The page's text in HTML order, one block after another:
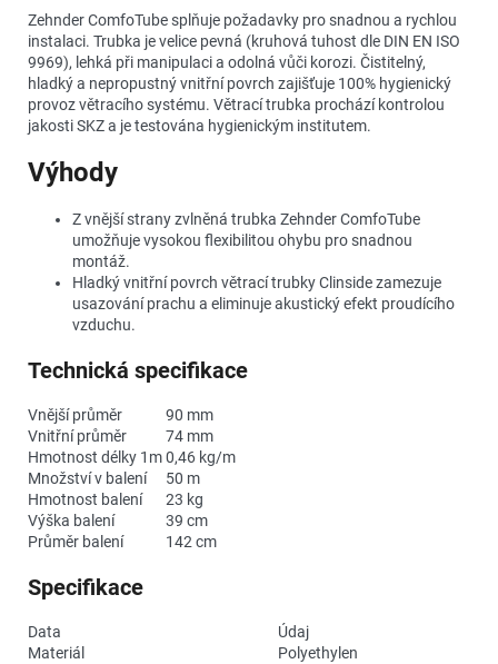
Zehnder ComfoTube splňuje požadavky pro snadnou a rychlou
instalaci. Trubka je velice pevná (kruhová tuhost dle DIN EN ISO
9969), lehká při manipulaci a odolná vůči korozi. Čistitelný,
hladký a nepropustný vnitřní povrch zajišťuje 100% hygienický
provoz větracího systému. Větrací trubka prochází kontrolou
jakosti SKZ a je testována hygienickým institutem.
Výhody
Z vnější strany zvlněná trubka Zehnder ComfoTube
umožňuje vysokou flexibilitou ohybu pro snadnou
montáž.
Hladký vnitřní povrch větrací trubky Clinside zamezuje
usazování prachu a eliminuje akustický efekt proudícího
vzduchu.
Technická specifikace
Vnější průměr
90 mm
Vnitřní průměr
74 mm
Hmotnost délky 1m0,46 kg/m
Množství v balení
50 m
Hmotnost balení
23 kg
Výška balení
39 cm
Průměr balení
142 cm
Specifikace
Data
Údaj
Materiál
Polyethylen